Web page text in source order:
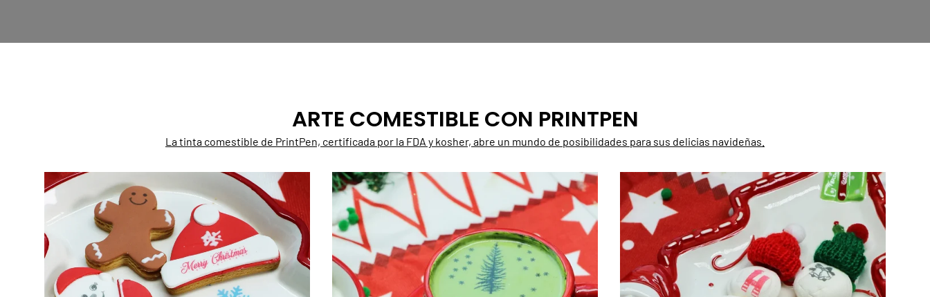
ARTE COMESTIBLE CON PRINTPEN
La tinta comestible de PrintPen, certificada por la FDA y kosher, abre un mundo de posibilidades para sus delicias navideñas.